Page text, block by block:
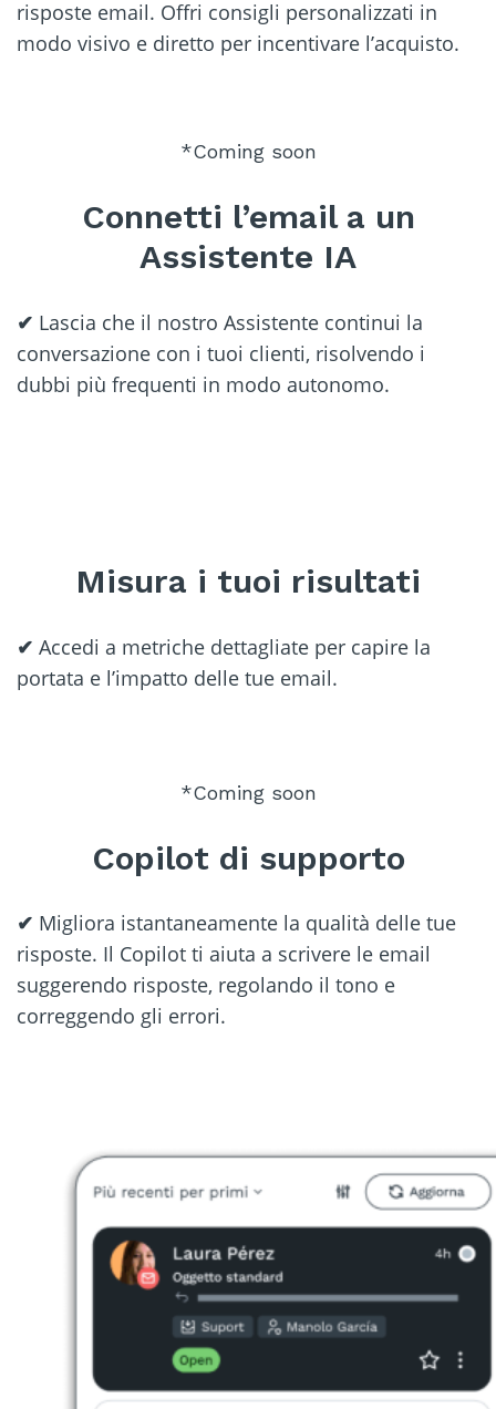
risposte email. Offri consigli personalizzati in
modo visivo e diretto per incentivare l’acquisto.
*Coming soon
Connetti l’email a un
Assistente IA
✔ Lascia che il nostro Assistente continui la
conversazione con i tuoi clienti, risolvendo i
dubbi più frequenti in modo autonomo.
Misura i tuoi risultati
✔ Accedi a metriche dettagliate per capire la
portata e l’impatto delle tue email.
*Coming soon
Copilot di supporto
✔ Migliora istantaneamente la qualità delle tue
risposte. Il Copilot ti aiuta a scrivere le email
suggerendo risposte, regolando il tono e
correggendo gli errori.